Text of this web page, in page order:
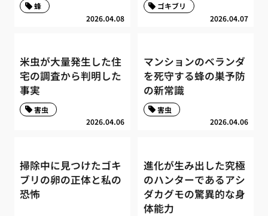
2026.04.08
蜂
2026.04.07
ゴキブリ
米虫が大量発生した住
宅の調査から判明した
事実
2026.04.06
害虫
マンションのベランダ
を死守する蜂の巣予防
の新常識
2026.04.06
害虫
掃除中に見つけたゴキ
ブリの卵の正体と私の
恐怖
進化が生み出した究極
のハンターであるアシ
ダカグモの驚異的な身
体能力